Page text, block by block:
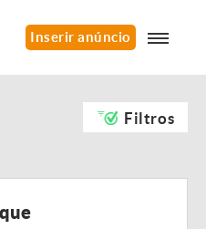
Inserir anúncio
Filtros